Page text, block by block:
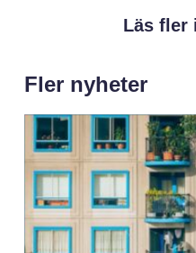
Läs fler
Fler nyheter